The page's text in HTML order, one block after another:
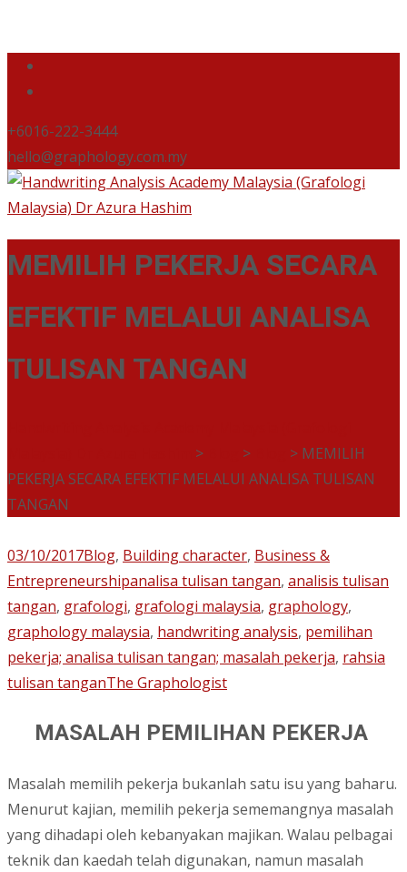
+6016-222-3444
hello@graphology.com.my
MEMILIH PEKERJA SECARA
EFEKTIF MELALUI ANALISA
TULISAN TANGAN
> > > MEMILIH
PEKERJA SECARA EFEKTIF MELALUI ANALISA TULISAN
TANGAN
03/10/2017Blog, Building character, Business &
Entrepreneurshipanalisa tulisan tangan, analisis tulisan
tangan, grafologi, grafologi malaysia, graphology,
graphology malaysia, handwriting analysis, pemilihan
pekerja; analisa tulisan tangan; masalah pekerja, rahsia
tulisan tanganThe Graphologist
MASALAH PEMILIHAN PEKERJA
Masalah memilih pekerja bukanlah satu isu yang baharu.
Menurut kajian, memilih pekerja sememangnya masalah
yang dihadapi oleh kebanyakan majikan. Walau pelbagai
teknik dan kaedah telah digunakan, namun masalah